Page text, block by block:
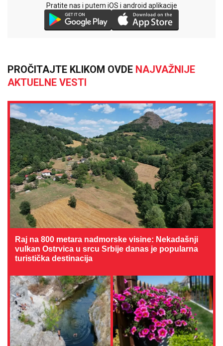
Pratite nas i putem iOS i android aplikacije
PROČITAJTE KLIKOM OVDE NAJVAŽNIJE
AKTUELNE VESTI
Raj na 800 metara nadmorske visine: Nekadašnji
vulkan Ostrvica u srcu Srbije danas je popularna
turistička destinacija